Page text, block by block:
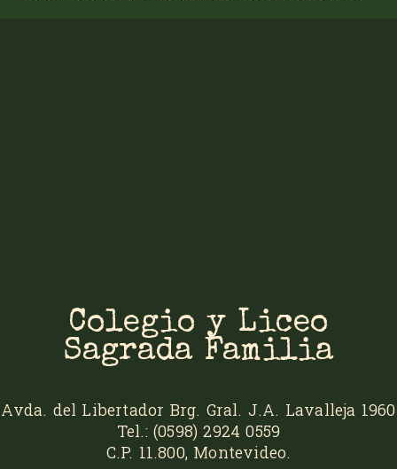
Colegio y Liceo
Sagrada Familia
Avda. del Libertador Brg. Gral. J.A. Lavalleja 1960
Tel.: (0598) 2924 0559
C.P. 11.800, Montevideo.